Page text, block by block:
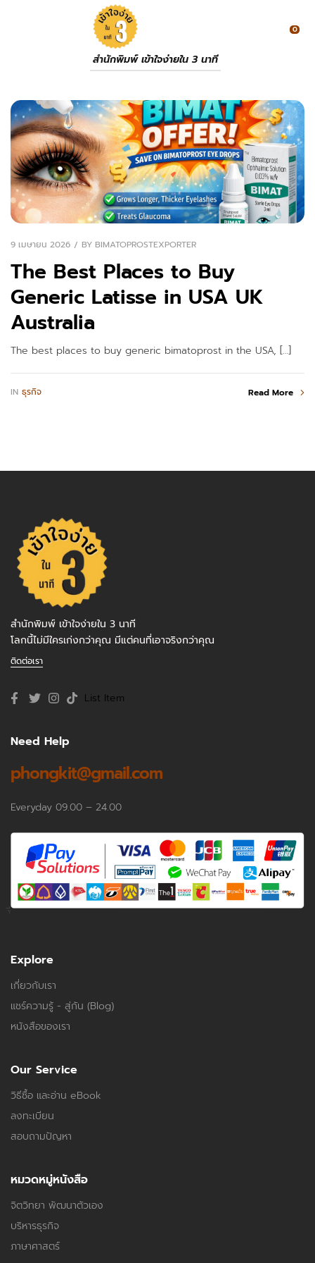
สำนักพิมพ์ เข้าใจง่ายใน 3 นาที
0
9 เมษายน 2026 BY BIMATOPROSTEXPORTER
The Best Places to Buy
Generic Latisse in USA UK
Australia
The best places to buy generic bimatoprost in the USA, […]
IN ธุรกิจ Read More
สำนักพิมพ์ เข้าใจง่ายใน 3 นาที
โลกนี้ไม่มีใครเก่งกว่าคุณ มีแต่คนที่เอาจริงกว่าคุณ
ติดต่อเรา
List Item
Need Help
phongkit@gmail.com
Everyday 09.00 – 24.00
Explore
เกี่ยวกับเรา
แชร์ความรู้ - สู่กัน (Blog)
หนังสือของเรา
Our Service
วิธีซื้อ และอ่าน eBook
ลงทะเบียน
สอบถามปัญหา
หมวดหมู่หนังสือ
จิตวิทยา พัฒนาตัวเอง
บริหารธุรกิจ
ภาษาศาสตร์